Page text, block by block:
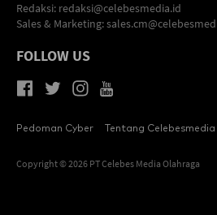
Redaksi: redaksi@celebesmedia.id
Sales & Marketing:
FOLLOW US
Pedoman Cyber Tentang Celebesmedia
Copyright © 2026 PT Celebes Media Olahraga